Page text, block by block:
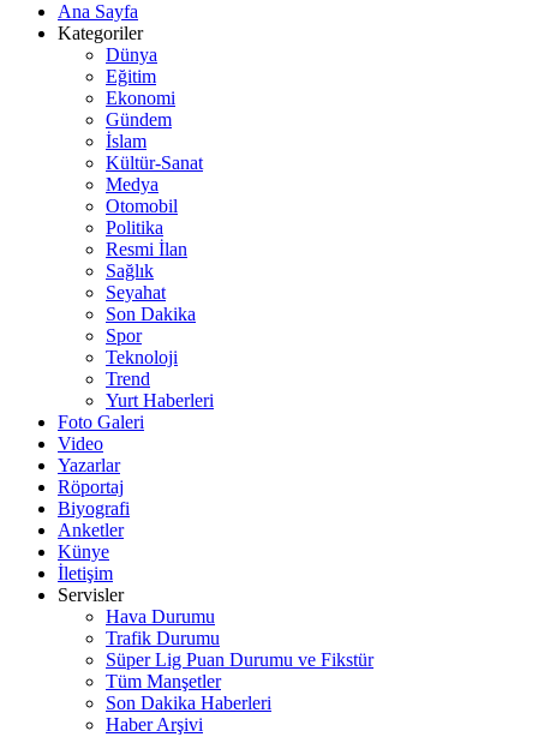
Ana Sayfa
Kategoriler
Dünya
Eğitim
Ekonomi
Gündem
İslam
Kültür-Sanat
Medya
Otomobil
Politika
Resmi İlan
Sağlık
Seyahat
Son Dakika
Spor
Teknoloji
Trend
Yurt Haberleri
Foto Galeri
Video
Yazarlar
Röportaj
Biyografi
Anketler
Künye
İletişim
Servisler
Hava Durumu
Trafik Durumu
Süper Lig Puan Durumu ve Fikstür
Tüm Manşetler
Son Dakika Haberleri
Haber Arşivi